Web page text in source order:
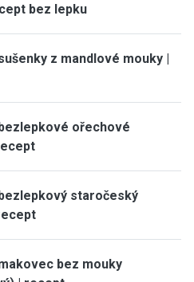
bez lepku
z mandlové mouky |
ořechové
staročeský
bez mouky